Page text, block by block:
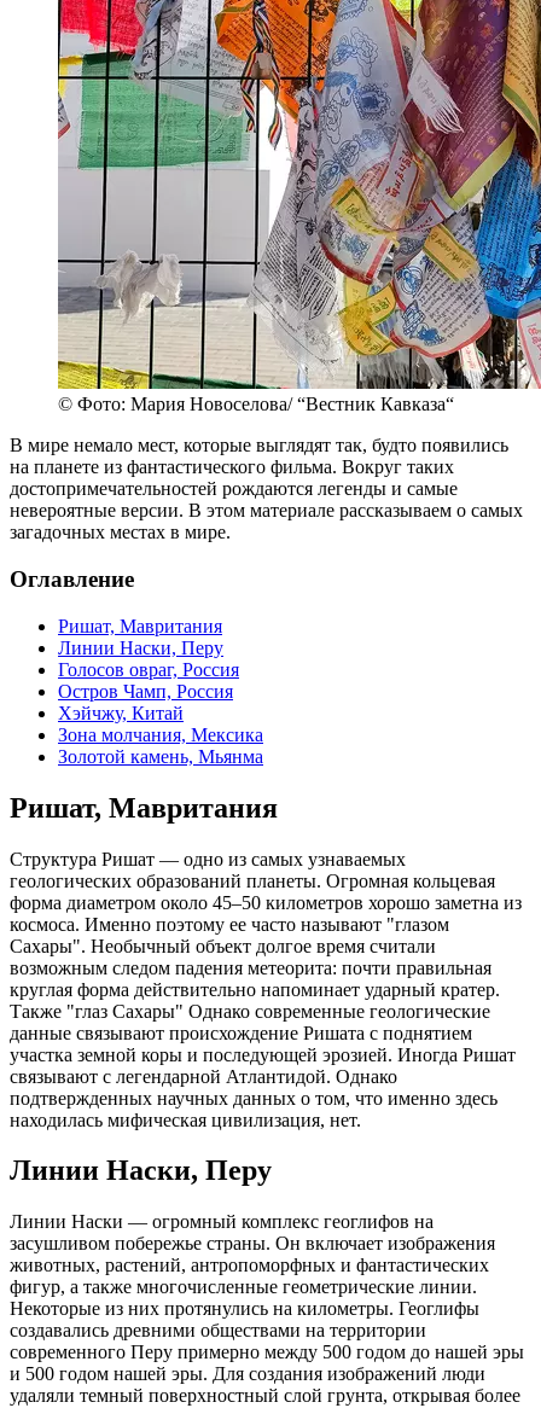
© Фото: Мария Новоселова/ “Вестник Кавказа“
В мире немало мест, которые выглядят так, будто появились
на планете из фантастического фильма. Вокруг таких
достопримечательностей рождаются легенды и самые
невероятные версии. В этом материале рассказываем о самых
загадочных местах в мире.
Оглавление
Ришат, Мавритания
Линии Наски, Перу
Голосов овраг, Россия
Остров Чамп, Россия
Хэйчжу, Китай
Зона молчания, Мексика
Золотой камень, Мьянма
Ришат, Мавритания
Структура Ришат — одно из самых узнаваемых
геологических образований планеты. Огромная кольцевая
форма диаметром около 45–50 километров хорошо заметна из
космоса. Именно поэтому ее часто называют "глазом
Сахары". Необычный объект долгое время считали
возможным следом падения метеорита: почти правильная
круглая форма действительно напоминает ударный кратер.
Также "глаз Сахары" Однако современные геологические
данные связывают происхождение Ришата с поднятием
участка земной коры и последующей эрозией. Иногда Ришат
связывают с легендарной Атлантидой. Однако
подтвержденных научных данных о том, что именно здесь
находилась мифическая цивилизация, нет.
Линии Наски, Перу
Линии Наски — огромный комплекс геоглифов на
засушливом побережье страны. Он включает изображения
животных, растений, антропоморфных и фантастических
фигур, а также многочисленные геометрические линии.
Некоторые из них протянулись на километры. Геоглифы
создавались древними обществами на территории
современного Перу примерно между 500 годом до нашей эры
и 500 годом нашей эры. Для создания изображений люди
удаляли темный поверхностный слой грунта, открывая более